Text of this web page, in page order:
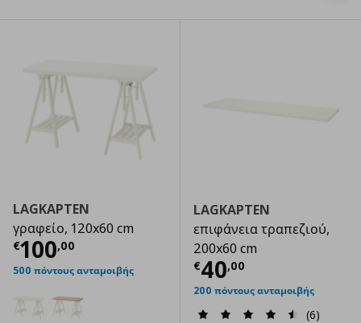
LAGKAPTEN
γραφείο, 120x60 cm
€100,00
Τρέχουσα τιμή € 100,00
500 πόντους ανταμοιβής
LAGKAPTEN
επιφάνεια τραπεζιού,
200x60 cm
€40,00
Τρέχουσα
200 πόντους ανταμοιβής
(6)